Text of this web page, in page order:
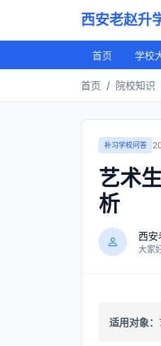
西安老赵升
首页 学校
首页 院校知识
补习学校问答
艺术
析
西安
大家
适用对象：